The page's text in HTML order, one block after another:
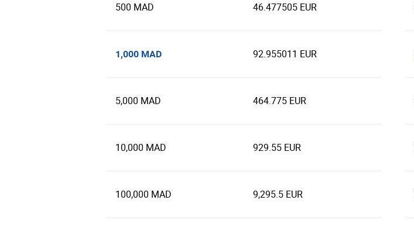
500 MAD 46.477505 EUR
1,000 MAD 92.955011 EUR
5,000 MAD 464.775 EUR
10,000 MAD 929.55 EUR
100,000 MAD 9,295.5 EUR